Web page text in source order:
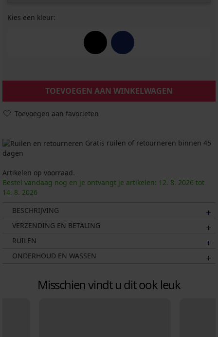
Kies een kleur:
TOEVOEGEN AAN WINKELWAGEN
Toevoegen aan favorieten
Gratis ruilen of retourneren binnen 45
dagen
Artikelen op voorraad.
Bestel vandaag nog en je ontvangt je artikelen: 12. 8. 2026 tot
14. 8. 2026
BESCHRIJVING
VERZENDING EN BETALING
RUILEN
ONDERHOUD EN WASSEN
Misschien vindt u dit ook leuk